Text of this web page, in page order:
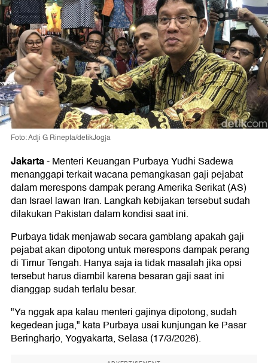
Foto: Adji G Rinepta/detikJogja
Jakarta-Menteri Keuangan Purbaya Yudhi Sadewa
menanggapi terkait wacana pemangkasan gaji pejabat
dalam merespons dampak perang Amerika Serikat (AS)
dan Israel lawan Iran. Langkah kebijakan tersebut sudah
dilakukan Pakistan dalam kondisi saat ini.
Purbaya tidak menjawab secara gamblang apakah gaji
pejabat akan dipotong untuk merespons dampak perang
di Timur Tengah. Hanya saja ia tidak masalah jika opsi
tersebut harus diambil karena besaran gaji saat ini
dianggap sudah terlalu besar.
"Ya nggak apa kalau menteri gajinya dipotong, sudah
kegedean juga," kata Purbaya usai kunjungan ke Pasar
Beringharjo, Yogyakarta, Selasa (17/3/2026).